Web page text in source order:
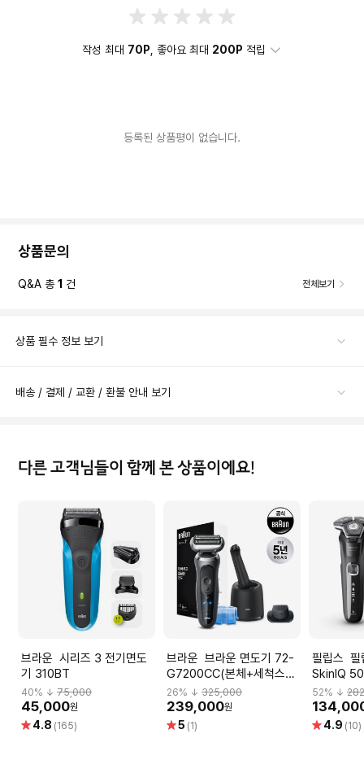
작성 최대 70P, 좋아요 최대 200P 적립
등록된 상품평이 없습니다.
상품문의
Q&A 총 1 건 전체보기
상품 필수 정보 보기
배송 / 결제 / 교환 / 환불 안내 보기
다른 고객님들이 함께 본 상품이에요!
브라운 시리즈 3 전기면도
기 310BT
40% ↓ 75,000
45,000원
별 4.8 (165)
브라운 브라운 면도기 72-
G7200CC(본체+세척스테
이션+세정액1+트리머)
26% ↓325,000
239,000원
별5 (1)
필립스 필립스 Philips
SkinIQ
면도기
(본체+클
트리지1)
52% ↓
별 4.9 (10)